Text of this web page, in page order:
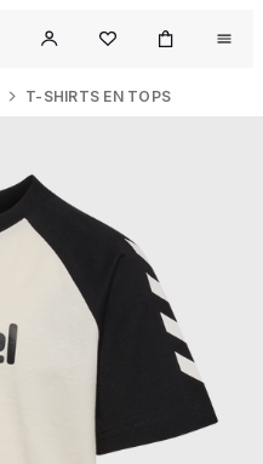
T-SHIRTS EN TOPS